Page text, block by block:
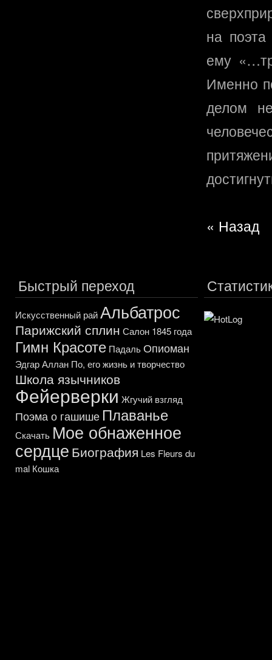
на поэта
ему
Именно
делом
« Назад
Быстрый переход
Искусственный райАльбатрос
Парижский сплин Салон 1845 года
Гимн Красоте ПадальОпиоман
Эдгар Аллан По, его жизнь и творчество
Школа язычников
Фейерверки Жгучий взгляд
Поэма о гашише Плаванье
Скачать Мое обнаженное
сердце Биография Les Fleurs du
mal Кошка